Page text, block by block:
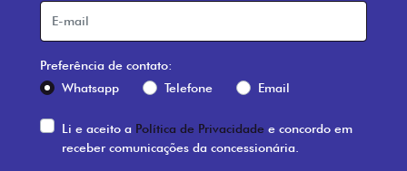
Preferência de contato:
Whatsapp
Telefone Email
Li e aceito a Política de Privacidade e concordo em
receber comunicações da concessionária.